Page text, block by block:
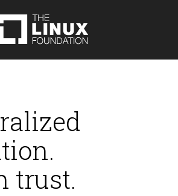
trust.